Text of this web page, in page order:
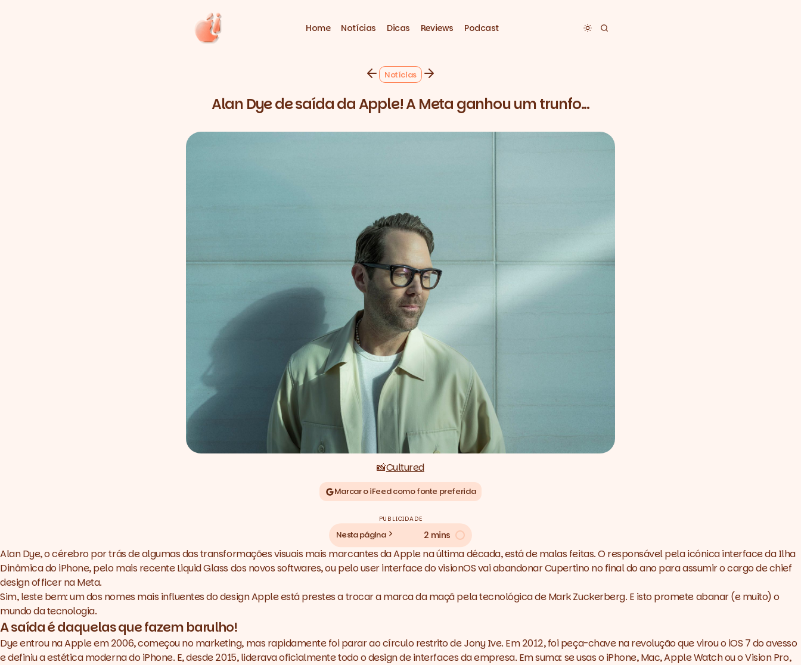
Home Notícias Dicas Reviews Podcast Toggle dark mode
Notícias
Alan Dye de saída da Apple! A Meta ganhou um trunfo...
📸Cultured
Marcar o iFeed como fonte preferida
PUBLICIDADE
Nesta página 2 mins
Alan Dye, o cérebro por trás de algumas das transformações visuais mais marcantes da Apple na última década, está de malas feitas. O responsável pela icónica interface da Ilha
Dinâmica do iPhone, pelo mais recente Liquid Glass dos novos softwares, ou pelo user interface do visionOS vai abandonar Cupertino no final do ano para assumir o cargo de chief
design officer na Meta.
Sim, leste bem: um dos nomes mais influentes do design Apple está prestes a trocar a marca da maçã pela tecnológica de Mark Zuckerberg. E isto promete abanar (e muito) o
mundo da tecnologia.
A saída é daquelas que fazem barulho!
Dye entrou na Apple em 2006, começou no marketing, mas rapidamente foi parar ao círculo restrito de Jony Ive. Em 2012, foi peça-chave na revolução que virou o iOS 7 do avesso
e definiu a estética moderna do iPhone. E, desde 2015, liderava oficialmente todo o design de interfaces da empresa. Em suma: se usas o iPhone, Mac, Apple Watch ou o Vision Pro,